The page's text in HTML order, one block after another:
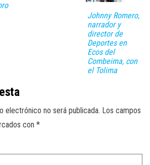
Johnny Romero,
narrador y
director de
Deportes en
Ecos del
Combeima, con
el Tolima
electrónico no será publicada. Los campos
con *